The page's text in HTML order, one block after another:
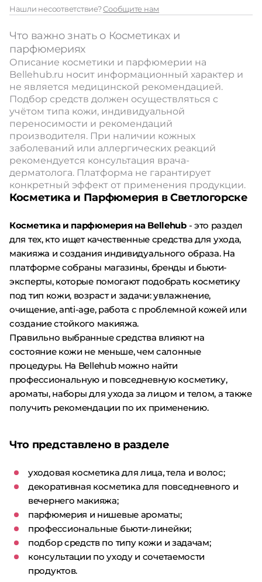
Нашли несоответствие?Сообщите нам
Что важно знать о Косметиках и
парфюмериях
Описание косметики и парфюмерии на
Bellehub.ru носит информационный характер и
не является медицинской рекомендацией.
Подбор средств должен осуществляться с
учётом типа кожи, индивидуальной
переносимости и рекомендаций
производителя. При наличии кожных
заболеваний или аллергических реакций
рекомендуется консультация врача-
дерматолога. Платформа не гарантирует
конкретный эффект от применения продукции.
Косметика и Парфюмерия в Светлогорске
Косметика и парфюмерия на Bellehub- это раздел
для тех, кто ищет качественные средства для ухода,
макияжа и создания индивидуального образа. На
платформе собраны магазины, бренды и бьюти-
эксперты, которые помогают подобрать косметику
под тип кожи, возраст и задачи: увлажнение,
очищение, anti-age, работа с проблемной кожей или
создание стойкого макияжа.
Правильно выбранные средства влияют на
состояние кожи не меньше, чем салонные
процедуры. На Bellehub можно найти
профессиональную и повседневную косметику,
ароматы, наборы для ухода за лицом и телом, а также
получить рекомендации по их применению.
Что представлено в разделе
уходовая косметика для лица, тела и волос;
декоративная косметика для повседневного и
вечернего макияжа;
парфюмерия и нишевые ароматы;
профессиональные бьюти-линейки;
подбор средств по типу кожи и задачам;
консультации по уходу и сочетаемости
продуктов.